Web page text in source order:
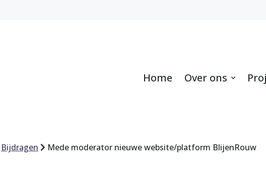
Home Over ons
Bijdragen Mede moderator nieuwe website/platform BlijenRouw